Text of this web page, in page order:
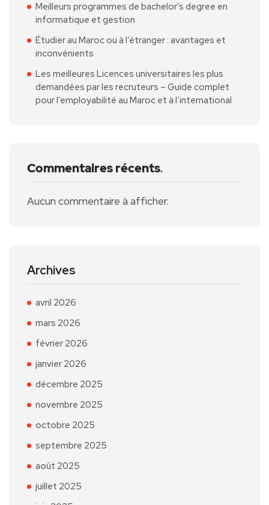
Meilleurs programmes de bachelor’s degree en
informatique et gestion
Étudier au Maroc ou à l’étranger : avantages et
inconvénients
Les meilleures Licences universitaires les plus
demandées par les recruteurs – Guide complet
pour l’employabilité au Maroc et à l’international
Commentaires récents.
Aucun commentaire à afficher.
Archives
avril 2026
mars 2026
février 2026
janvier 2026
décembre 2025
novembre 2025
octobre 2025
septembre 2025
août 2025
juillet 2025